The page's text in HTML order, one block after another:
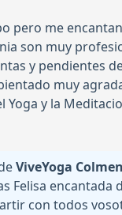
pero me
son muy
y pendientes
muy
Yoga y la
ViveYoga
Felisa encantada
con todos